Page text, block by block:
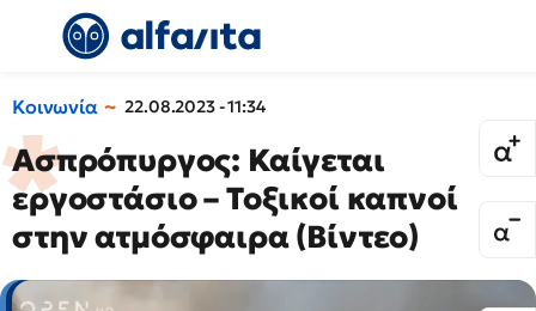
Κοινωνία 22.08.2023 - 11:34
Ασπρόπυργος: Καίγεται
εργοστάσιο – Τοξικοί καπνοί
στην ατμόσφαιρα (Βίντεο)